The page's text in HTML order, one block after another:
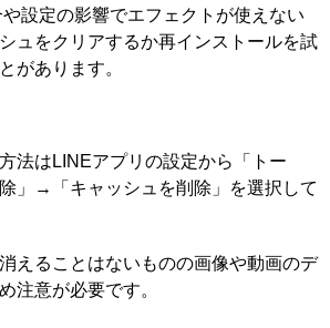
設定の影響でエフェクトが使えない
ュをクリアするか再インストールを試
があります。
法はLINEアプリの設定から「トー
」→「キャッシュを削除」を選択して
えることはないものの画像や動画のデ
注意が必要です。